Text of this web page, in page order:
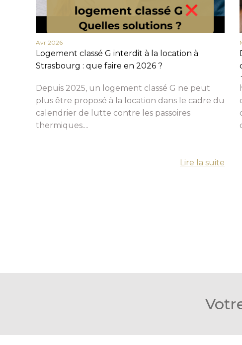
Avr 2026
Logement classé G interdit à la location à
Strasbourg : que faire en 2026 ?
Depuis 2025, un logement classé G ne peut
plus être proposé à la location dans le cadre du
calendrier de lutte contre les passoires
thermiques....
Lire la suite